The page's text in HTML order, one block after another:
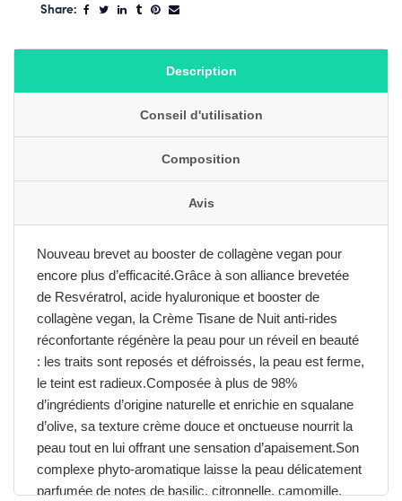
Share:
Description
Conseil d'utilisation
Composition
Avis
Nouveau brevet au booster de collagène vegan pour
encore plus d’efficacité.Grâce à son alliance brevetée
de Resvératrol, acide hyaluronique et booster de
collagène vegan, la Crème Tisane de Nuit anti-rides
réconfortante régénère la peau pour un réveil en beauté
: les traits sont reposés et défroissés, la peau est ferme,
le teint est radieux.Composée à plus de 98%
d’ingrédients d’origine naturelle et enrichie en squalane
d’olive, sa texture crème douce et onctueuse nourrit la
peau tout en lui offrant une sensation d’apaisement.Son
complexe phyto-aromatique laisse la peau délicatement
parfumée de notes de basilic, citronnelle, camomille,